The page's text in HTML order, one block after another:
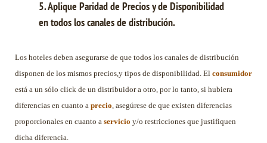
5. Aplique Paridad de Precios y de Disponibilidad
en todos los canales de distribución.
Los hoteles deben asegurarse de que todos los canales de distribución
disponen de los mismos precios,y tipos de disponibilidad. El consumidor
está a un sólo click de un distribuidor a otro, por lo tanto, si hubiera
diferencias en cuanto a precio, asegúrese de que existen diferencias
proporcionales en cuanto a servicio y/o restricciones que justifiquen
dicha diferencia.